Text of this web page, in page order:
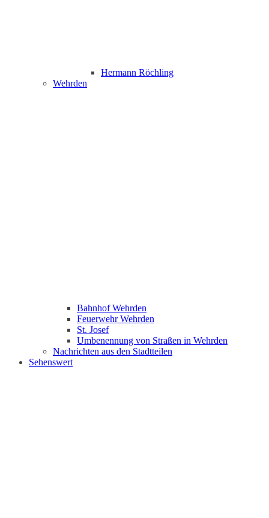
Hermann Röchling
Wehrden
Bahnhof Wehrden
Feuerwehr Wehrden
St. Josef
Umbenennung von Straßen in Wehrden
Nachrichten aus den Stadtteilen
Sehenswert